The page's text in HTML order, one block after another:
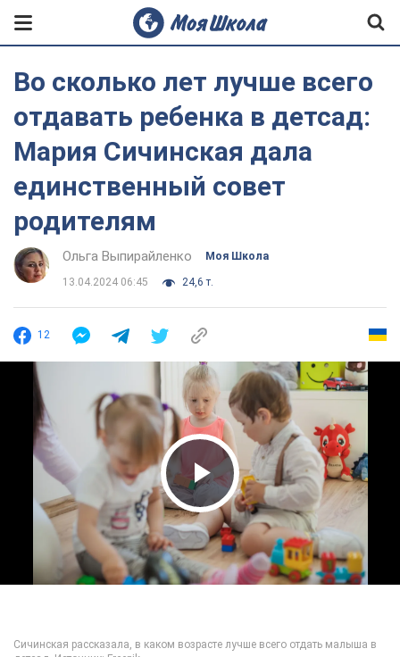
Во сколько лет лучше всего
отдавать ребенка в детсад:
Мария Сичинская дала
единственный совет
родителям
Ольга Выпирайленко Моя Школа
13.04.2024 06:45 24,6 т.
12
Play Video